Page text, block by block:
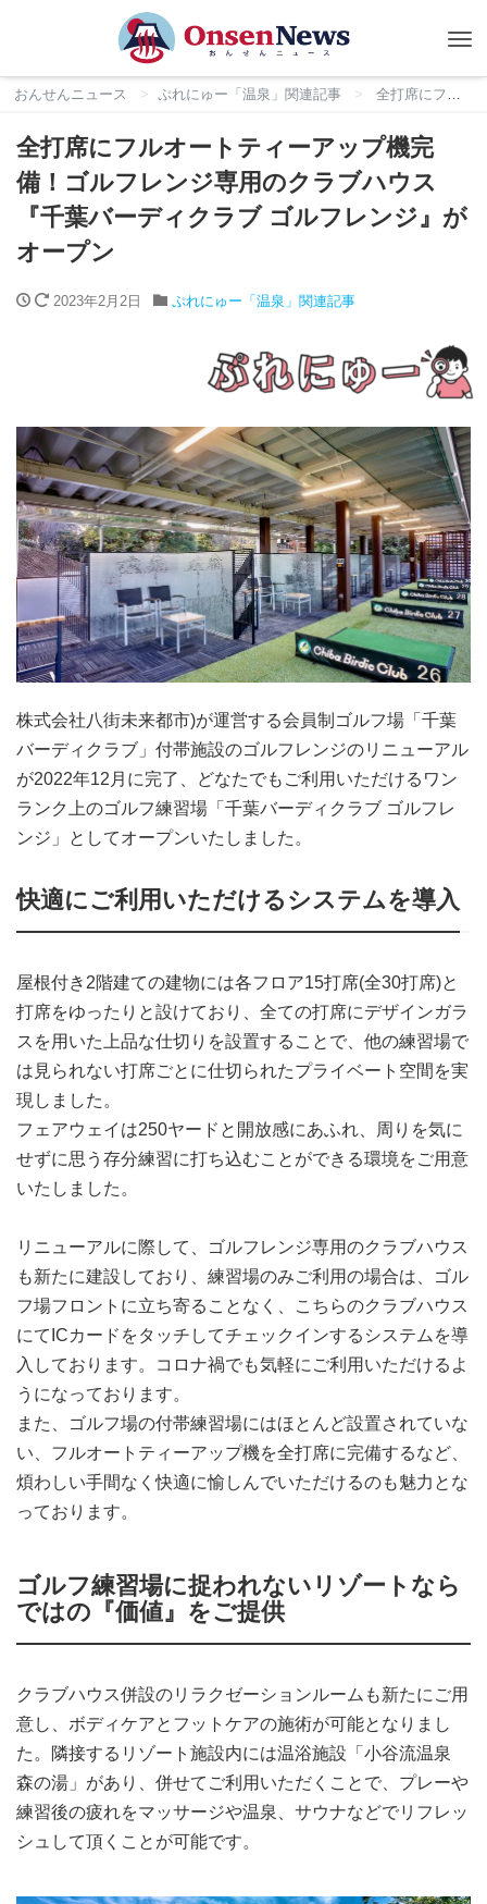
おんせんニュース ぷれにゅー「温泉」関連記事 全打席にフルオートティーアップ機完備！ゴルフレンジ専用のクラブハウス『千葉バーディクラブ ゴルフレンジ』がオープン
全打席にフルオートティーアップ機完
備！ゴルフレンジ専用のクラブハウス
『千葉バーディクラブ ゴルフレンジ』が
オープン
2023年2月2日 ぷれにゅー「温泉」関連記事
株式会社八街未来都市)が運営する会員制ゴルフ場「千葉
バーディクラブ」付帯施設のゴルフレンジのリニューアル
が2022年12月に完了、どなたでもご利用いただけるワン
ランク上のゴルフ練習場「千葉バーディクラブ ゴルフレ
ンジ」としてオープンいたしました。
快適にご利用いただけるシステムを導入
屋根付き2階建ての建物には各フロア15打席(全30打席)と
打席をゆったりと設けており、全ての打席にデザインガラ
スを用いた上品な仕切りを設置することで、他の練習場で
は見られない打席ごとに仕切られたプライベート空間を実
現しました。
フェアウェイは250ヤードと開放感にあふれ、周りを気に
せずに思う存分練習に打ち込むことができる環境をご用意
いたしました。
リニューアルに際して、ゴルフレンジ専用のクラブハウス
も新たに建設しており、練習場のみご利用の場合は、ゴル
フ場フロントに立ち寄ることなく、こちらのクラブハウス
にてICカードをタッチしてチェックインするシステムを導
入しております。コロナ禍でも気軽にご利用いただけるよ
うになっております。
また、ゴルフ場の付帯練習場にはほとんど設置されていな
い、フルオートティーアップ機を全打席に完備するなど、
煩わしい手間なく快適に愉しんでいただけるのも魅力とな
っております。
ゴルフ練習場に捉われないリゾートなら
ではの『価値』をご提供
クラブハウス併設のリラクゼーションルームも新たにご用
意し、ボディケアとフットケアの施術が可能となりまし
た。隣接するリゾート施設内には温浴施設「小谷流温泉
森の湯」があり、併せてご利用いただくことで、プレーや
練習後の疲れをマッサージや温泉、サウナなどでリフレッ
シュして頂くことが可能です。